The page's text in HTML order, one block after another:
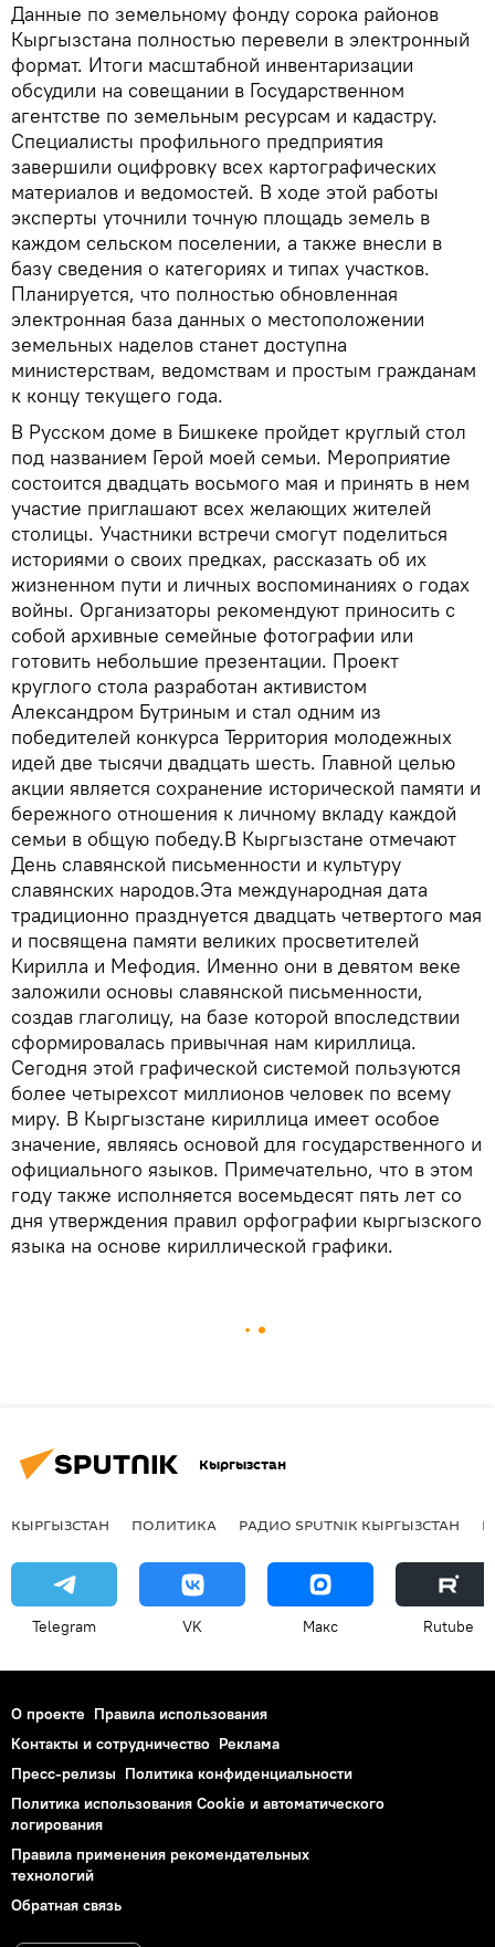
Данные по земельному фонду сорока районов
Кыргызстана полностью перевели в электронный
формат. Итоги масштабной инвентаризации
обсудили на совещании в Государственном
агентстве по земельным ресурсам и кадастру.
Специалисты профильного предприятия
завершили оцифровку всех картографических
материалов и ведомостей. В ходе этой работы
эксперты уточнили точную площадь земель в
каждом сельском поселении, а также внесли в
базу сведения о категориях и типах участков.
Планируется, что полностью обновленная
электронная база данных о местоположении
земельных наделов станет доступна
министерствам, ведомствам и простым гражданам
к концу текущего года.
В Русском доме в Бишкеке пройдет круглый стол
под названием Герой моей семьи. Мероприятие
состоится двадцать восьмого мая и принять в нем
участие приглашают всех желающих жителей
столицы. Участники встречи смогут поделиться
историями о своих предках, рассказать об их
жизненном пути и личных воспоминаниях о годах
войны. Организаторы рекомендуют приносить с
собой архивные семейные фотографии или
готовить небольшие презентации. Проект
круглого стола разработан активистом
Александром Бутриным и стал одним из
победителей конкурса Территория молодежных
идей две тысячи двадцать шесть. Главной целью
акции является сохранение исторической памяти и
бережного отношения к личному вкладу каждой
семьи в общую победу.В Кыргызстане отмечают
День славянской письменности и культуру
славянских народов.Эта международная дата
традиционно празднуется двадцать четвертого мая
и посвящена памяти великих просветителей
Кирилла и Мефодия. Именно они в девятом веке
заложили основы славянской письменности,
создав глаголицу, на базе которой впоследствии
сформировалась привычная нам кириллица.
Сегодня этой графической системой пользуются
более четырехсот миллионов человек по всему
миру. В Кыргызстане кириллица имеет особое
значение, являясь основой для государственного и
официального языков. Примечательно, что в этом
году также исполняется восемьдесят пять лет со
дня утверждения правил орфографии кыргызского
языка на основе кириллической графики.
Кыргызстан
КЫРГЫЗСТАН ПОЛИТИКА РАДИО SPUTNIK КЫРГЫЗСТАН
Telegram VK Макс Rutube
О проекте Правила использования
Контакты и сотрудничество Реклама
Пресс-релизы Политика конфиденциальности
Политика использования Cookie и автоматического
логирования
Правила применения рекомендательных
технологий
Обратная связь